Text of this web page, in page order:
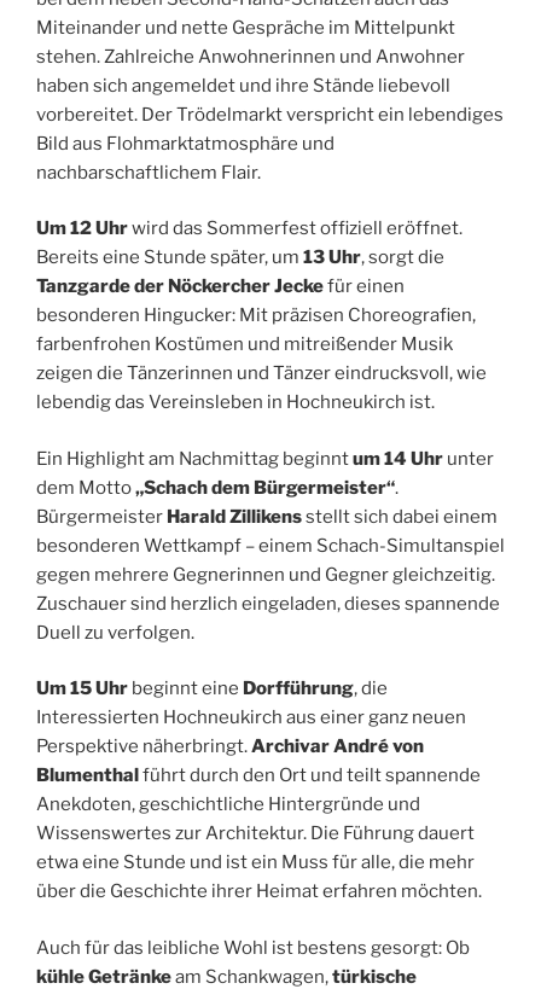
Miteinander und nette Gespräche im Mittelpunkt
stehen. Zahlreiche Anwohnerinnen und Anwohner
haben sich angemeldet und ihre Stände liebevoll
vorbereitet. Der Trödelmarkt verspricht ein lebendiges
Bild aus Flohmarktatmosphäre und
nachbarschaftlichem Flair.
Um 12 Uhrwird das Sommerfest offiziell eröffnet.
Bereits eine Stunde später, um 13 Uhr, sorgt die
Tanzgarde der Nöckercher Jeckefür einen
besonderen Hingucker: Mit präzisen Choreografien,
farbenfrohen Kostümen und mitreißender Musik
zeigen die Tänzerinnen und Tänzer eindrucksvoll, wie
lebendig das Vereinsleben in Hochneukirch ist.
Ein Highlight am Nachmittag beginntum 14 Uhr unter
dem Motto„Schach dem Bürgermeister“.
Bürgermeister Harald Zillikensstellt sich dabei einem
besonderen Wettkampf – einem Schach-Simultanspiel
gegen mehrere Gegnerinnen und Gegner gleichzeitig.
Zuschauer sind herzlich eingeladen, dieses spannende
Duell zu verfolgen.
Um 15 Uhr beginnt eine Dorfführung, die
Interessierten Hochneukirch aus einer ganz neuen
Perspektive näherbringt.Archivar André von
Blumenthalführt durch den Ort und teilt spannende
Anekdoten, geschichtliche Hintergründe und
Wissenswertes zur Architektur. Die Führung dauert
etwa eine Stunde und ist ein Muss für alle, die mehr
über die Geschichte ihrer Heimat erfahren möchten.
Auch für das leibliche Wohl ist bestens gesorgt: Ob
kühle Getränkeam Schankwagen,türkische